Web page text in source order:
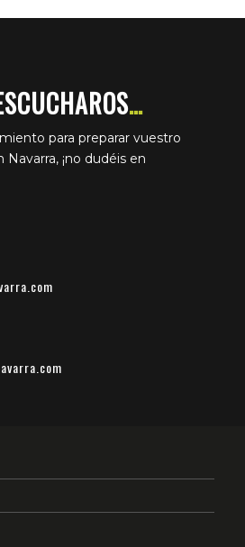
…
para preparar vuestro
¡no dudéis en